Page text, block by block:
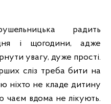
радить
і щогодини, адже
увагу, дуже прості.
сліз треба бити на
ніхто не кладе дитину
чаєм вдома не лікують.